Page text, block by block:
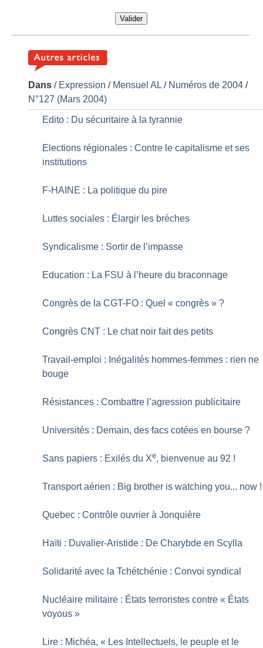
Valider
Dans / Expression / Mensuel AL / Numéros de 2004 /
N°127 (Mars 2004)
Edito : Du sécuritaire à la tyrannie
Elections régionales : Contre le capitalisme et ses
institutions
F-HAINE : La politique du pire
Luttes sociales : Élargir les brèches
Syndicalisme : Sortir de l’impasse
Education : La FSU à l’heure du braconnage
Congrès de la CGT-FO : Quel « congrès » ?
Congrès CNT : Le chat noir fait des petits
Travail-emploi : Inégalités hommes-femmes : rien ne
bouge
Résistances : Combattre l’agression publicitaire
Universités : Demain, des facs cotées en bourse ?
Sans papiers : Exilés du Xe, bienvenue au 92 !
Transport aérien : Big brother is watching you... now !
Quebec : Contrôle ouvrier à Jonquière
Haïti : Duvalier-Aristide : De Charybde en Scylla
Solidarité avec la Tchétchénie : Convoi syndical
Nucléaire militaire : États terroristes contre « États
voyous »
Lire : Michéa, « Les Intellectuels, le peuple et le